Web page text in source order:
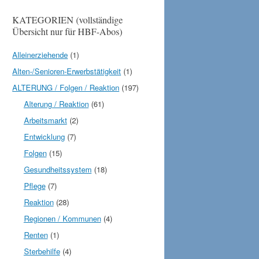
KATEGORIEN (vollständige
Übersicht nur für HBF-Abos)
Alleinerziehende (1)
Alten-/Senioren-Erwerbstätigkeit (1)
ALTERUNG / Folgen / Reaktion (197)
Alterung / Reaktion(61)
Arbeitsmarkt(2)
Entwicklung(7)
Folgen(15)
Gesundheitssystem (18)
Pflege(7)
Reaktion(28)
Regionen / Kommunen(4)
Renten(1)
Sterbehilfe(4)